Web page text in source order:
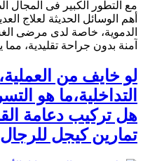
مع التطور الكبير فى المجال
أهم الوسائل الحديثة لعلاج
الدموية، خاصة لدى مرضى
آمنة بدون جراحة تقليدية،
لو خايف من
التداخلية،ما هو
هل تركيب دعامة
تمارين كيجل